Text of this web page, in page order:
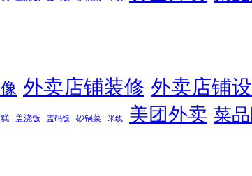
外卖店铺装修 外卖店铺
盖浇饭 盖码饭 砂锅菜 米线 美团外卖 菜